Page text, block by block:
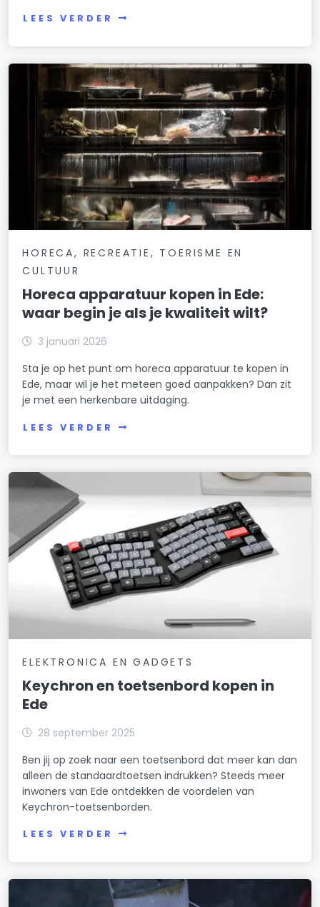
LEES VERDER
HORECA, RECREATIE, TOERISME EN
CULTUUR
Horeca apparatuur kopen in Ede:
waar begin je als je kwaliteit wilt?
3 januari 2026
Sta je op het punt om horeca apparatuur te kopen in
Ede, maar wil je het meteen goed aanpakken? Dan zit
je met een herkenbare uitdaging.
LEES VERDER
ELEKTRONICA EN GADGETS
Keychron en toetsenbord kopen in
Ede
28 september 2025
Ben jij op zoek naar een toetsenbord dat meer kan dan
alleen de standaardtoetsen indrukken? Steeds meer
inwoners van Ede ontdekken de voordelen van
Keychron-toetsenborden.
LEES VERDER